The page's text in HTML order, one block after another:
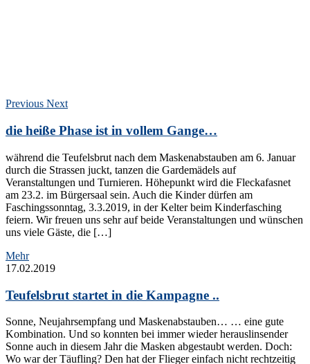
Previous Next
die heiße Phase ist in vollem Gange…
während die Teufelsbrut nach dem Maskenabstauben am 6. Januar
durch die Strassen juckt, tanzen die Gardemädels auf
Veranstaltungen und Turnieren. Höhepunkt wird die Fleckafasnet
am 23.2. im Bürgersaal sein. Auch die Kinder dürfen am
Faschingssonntag, 3.3.2019, in der Kelter beim Kinderfasching
feiern. Wir freuen uns sehr auf beide Veranstaltungen und wünschen
uns viele Gäste, die […]
Mehr
17.02.2019
Teufelsbrut startet in die Kampagne ..
Sonne, Neujahrsempfang und Maskenabstauben… … eine gute
Kombination. Und so konnten bei immer wieder herauslinsender
Sonne auch in diesem Jahr die Masken abgestaubt werden. Doch:
Wo war der Täufling? Den hat der Flieger einfach nicht rechtzeitig